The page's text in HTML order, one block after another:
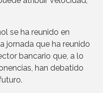
se ha reunido en
jornada que ha reunido
bancario que, a lo
han debatido